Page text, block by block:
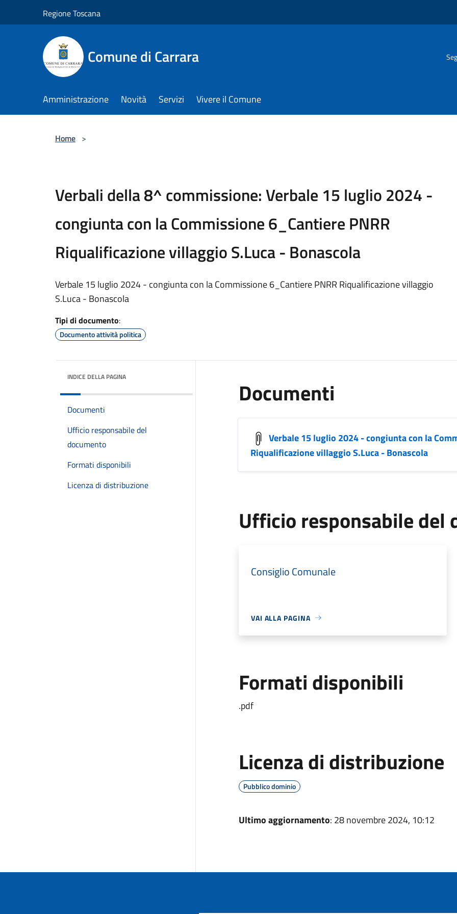
Regione Toscana
Comune di Carrara
Amministrazione Novità Servizi Vivere il Comune
Home >
Verbali della 8^ commissione: Verbale 15 luglio 2024 -
congiunta con la Commissione 6_Cantiere PNRR
Riqualificazione villaggio S.Luca - Bonascola
Verbale 15 luglio 2024 - congiunta con la Commissione 6_Cantiere PNRR Riqualificazione villaggio
S.Luca - Bonascola
Tipi di documento:
Documento attività politica
INDICE DELLA PAGINA
Documenti
Ufficio responsabile del
documento
Formati disponibili
Licenza di distribuzione
Documenti
Verbale 15 luglio 2024 - congiunta con la
Riqualificazione villaggio S.Luca - Bonascola
Ufficio responsabile del
Consiglio Comunale
VAI ALLA PAGINA
Formati disponibili
.pdf
Licenza di distribuzione
Pubblico dominio
Ultimo aggiornamento: 28 novembre 2024, 10:12